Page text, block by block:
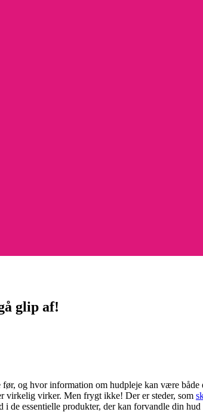
glip af!
og hvor information om hudpleje kan være
virkelig virker. Men frygt ikke! Der er steder, som
de essentielle produkter, der kan forvandle din